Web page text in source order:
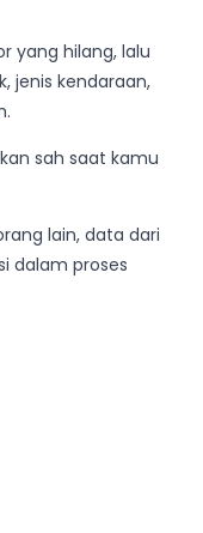
yang hilang, lalu
jenis kendaraan,
sah saat kamu
lain, data dari
dalam proses